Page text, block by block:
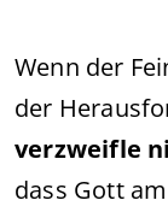
Wenn der
der
verzweifle
dass Gott